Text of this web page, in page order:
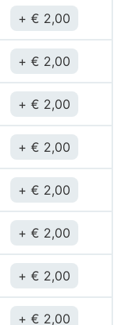
€ 2,00
€ 2,00
€ 2,00
€ 2,00
€ 2,00
€ 2,00
€ 2,00
€ 2,00